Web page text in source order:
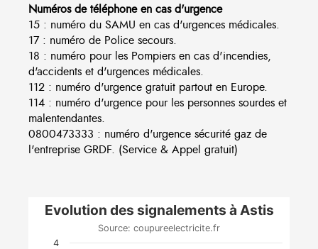
Numéros de téléphone en cas d'urgence
15 : numéro du SAMU en cas d'urgences médicales.
17 : numéro de Police secours.
18 : numéro pour les Pompiers en cas d'incendies,
d'accidents et d'urgences médicales.
112 : numéro d'urgence gratuit partout en Europe.
114 : numéro d'urgence pour les personnes sourdes et
malentendantes.
0800473333 : numéro d'urgence sécurité gaz de
l'entreprise GRDF. (Service & Appel gratuit)
Evolution des signalements à Astis
Source: coupureelectricite.fr
4